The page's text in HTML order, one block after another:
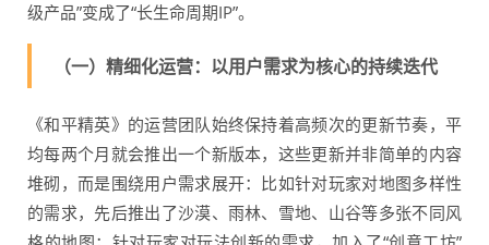
级产品”变成了“长生命周期IP”。
（一）精细化运营：以用户需求为核心的持续迭代
《和平精英》的运营团队始终保持着高频次的更新节奏，平
均每两个月就会推出一个新版本，这些更新并非简单的内容
堆砌，而是围绕用户需求展开：比如针对玩家对地图多样性
的需求，先后推出了沙漠、雨林、雪地、山谷等多张不同风